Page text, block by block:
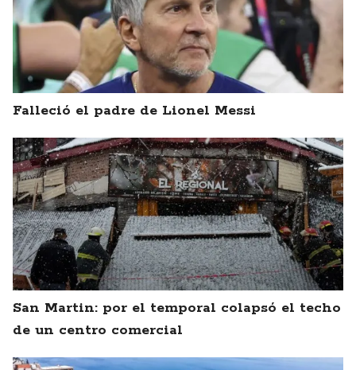
Falleció el padre de Lionel Messi
San Martin: por el temporal colapsó el techo
de un centro comercial